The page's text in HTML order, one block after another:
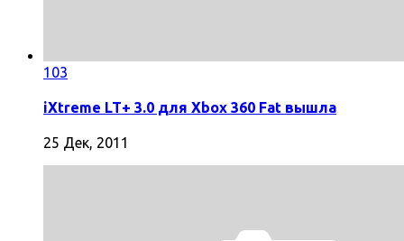
103
iXtreme LT+ 3.0 для Xbox 360 Fat вышла
25 Дек, 2011